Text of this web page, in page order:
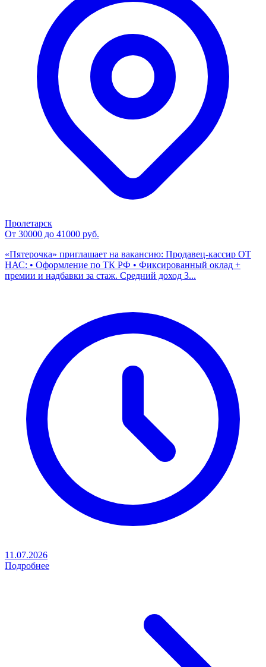
Пролетарск
От 30000 до 41000 руб.
«Пятерочка» приглашает на вакансию: Продавец-кассир ОТ
НАС: • Оформление по ТК РФ • Фиксированный оклад +
премии и надбавки за стаж. Средний доход 3...
11.07.2026
Подробнее